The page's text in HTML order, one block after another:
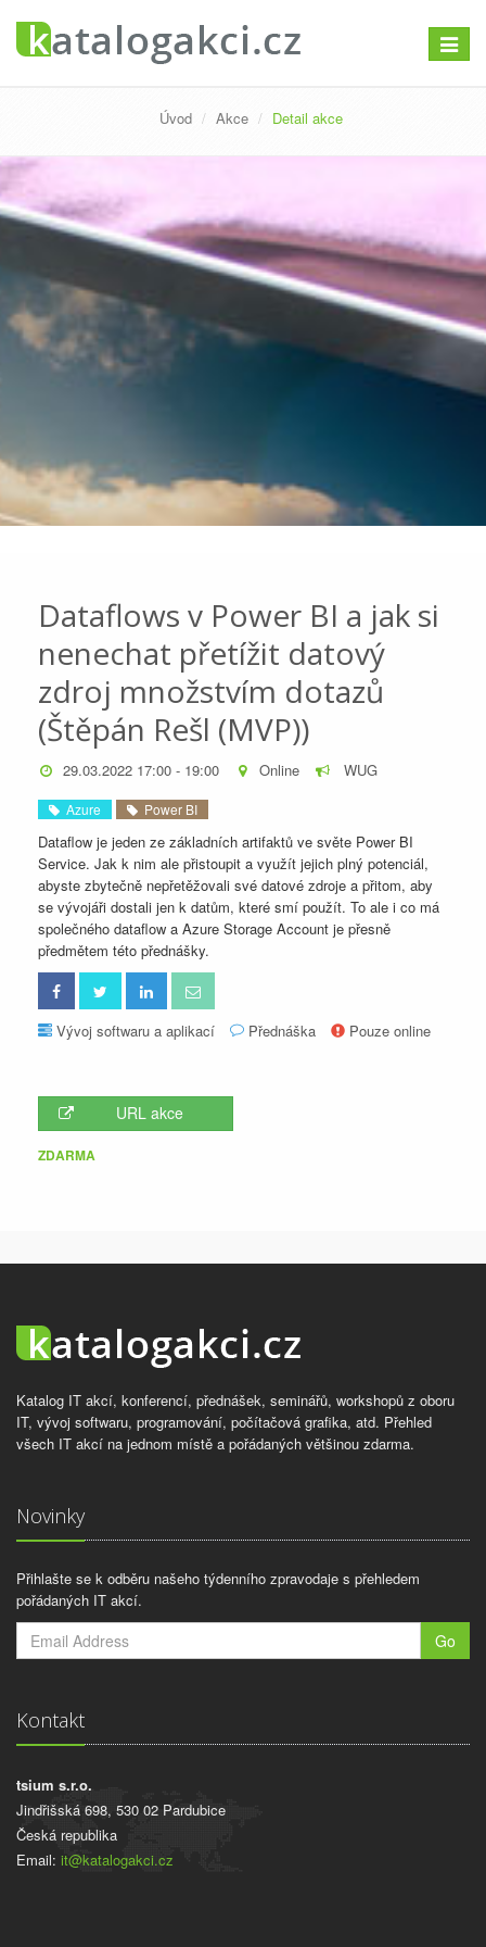
Úvod Akce Detail akce
Dataflows v Power BI a jak si
nenechat přetížit datový
zdroj množstvím dotazů
(Štěpán Rešl (MVP))
29.03.2022 17:00 - 19:00 Online WUG
Azure Power BI
Dataflow je jeden ze základních artifaktů ve světe Power BI
Service. Jak k nim ale přistoupit a využít jejich plný potenciál,
abyste zbytečně nepřetěžovali své datové zdroje a přitom, aby
se vývojáři dostali jen k datům, které smí použít. To ale i co má
společného dataflow a Azure Storage Account je přesně
předmětem této přednášky.
Vývoj softwaru a aplikací Přednáška Pouze online
URL akce
ZDARMA
Katalog IT akcí, konferencí, přednášek, seminářů, workshopů z oboru
IT, vývoj softwaru, programování, počítačová grafika, atd. Přehled
všech IT akcí na jednom místě a pořádaných většinou zdarma.
Novinky
Přihlašte se k odběru našeho týdenního zpravodaje s přehledem
pořádaných IT akcí.
Go
Kontakt
tsium s.r.o.
Jindřišská 698, 530 02 Pardubice
Česká republika
Email: it@katalogakci.cz